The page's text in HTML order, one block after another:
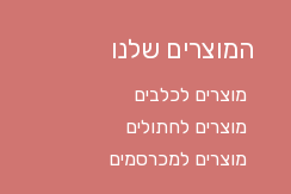
המוצרים שלנו
מוצרים לכלבים
מוצרים לחתולים
מוצרים למכרסמים